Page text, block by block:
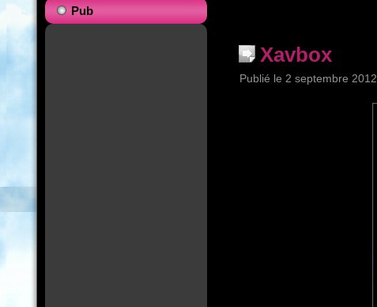
Pub
Xavbox
Publié le 2 septembre 2012